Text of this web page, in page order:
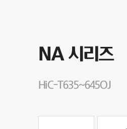
NA 시리즈
HiC-T635~645OJ